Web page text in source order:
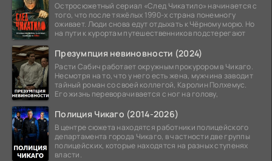
Остросюжетный сериал «След Чикатило» начинается с
того, что после тяжёлых 1990-х страна понемногу
оживает. Люди снова едут отдыхать к Чёрному морю. Но
на пути к курортам путешественников подстерегают
Презумпция невиновности (2024)
Расти Сабич работает окружным прокурором в Чикаго.
Несмотря на то, что у него есть жена, мужчина заводит
тайный роман со своей коллегой, Каролин Полхемус.
Его жизнь переворачивается с ног на голову,
Полиция Чикаго (2014-2026)
В центре сюжета находятся работники полицейского
департамента города Чикаго, в частности две группы
полицейских, которые находятся на разных ступенях
власти.